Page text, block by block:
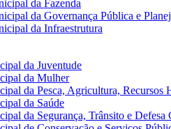
da Fazenda
da Governança Pública e
da Infraestrutura
da Juventude
da Mulher
da Pesca, Agricultura, Recursos
da Saúde
da Segurança, Trânsito e Defesa